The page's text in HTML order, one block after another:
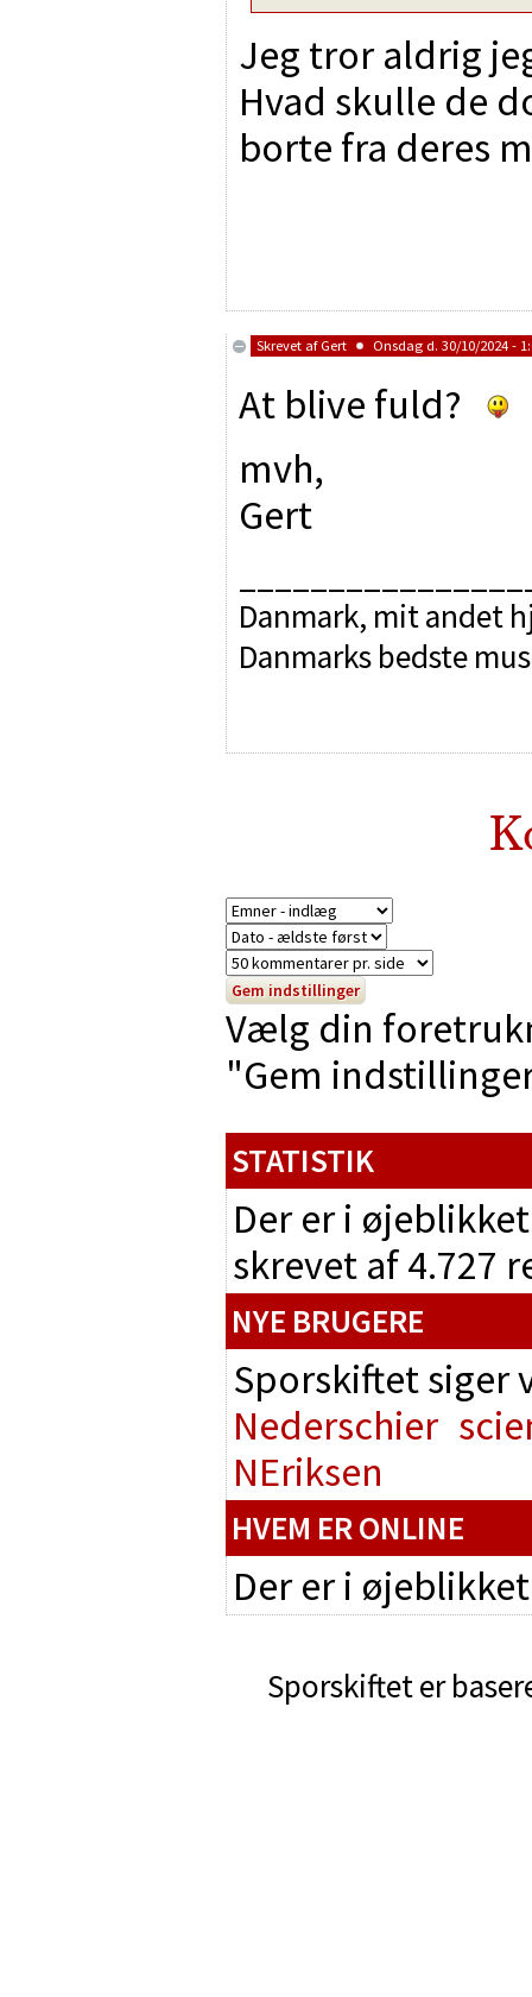
Jeg tror aldrig
Hvad skulle de
borte fra deres
Skrevet af Gert Onsdag d. 30/10/2024 -
At blive fuld?
mvh,
Gert
Danmark, mit andet
Danmarks bedste
Vælg din
"Gem
STATISTIK
Der er i
skrevet af 4.727
NYE BRUGERE
Sporskiftet
Nederschier
NEriksen
HVEM ER ONLINE
Der er i
Sporskiftet er